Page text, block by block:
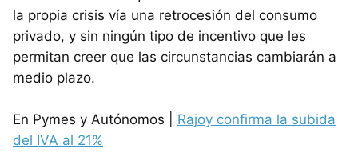
la propia crisis vía una retrocesión del consumo
privado, y sin ningún tipo de incentivo que les
permitan creer que las circunstancias cambiarán a
medio plazo.
En Pymes y Autónomos | Rajoy confirma la subida
del IVA al 21%